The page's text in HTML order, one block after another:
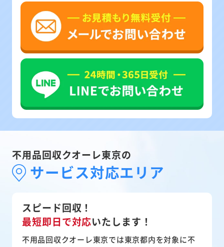
不用品回収クオーレ東京の
サービス対応エリア
スピード回収！
最短即日で対応いたします！
不用品回収クオーレ東京では東京都内を対象に不